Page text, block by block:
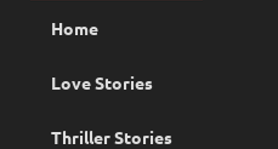
Home
Love Stories
Thriller Stories